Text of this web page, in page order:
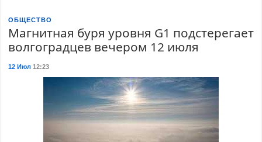
ОБЩЕСТВО
Магнитная буря уровня G1 подстерегает
волгоградцев вечером 12 июля
12 Июл12:23